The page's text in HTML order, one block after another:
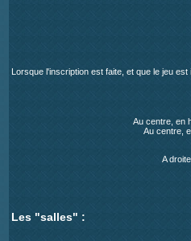
Lorsque l'inscription est faite, et que le jeu
Au centre, en
Au centre,
A
Les "salles" :